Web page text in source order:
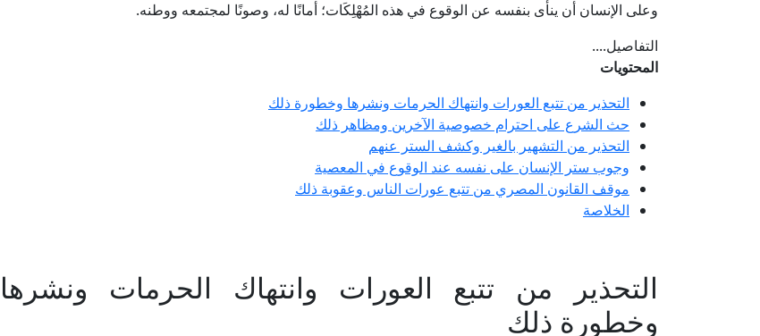
وعلى الإنسان أن ينأى بنفسه عن الوقوع في هذه المُهْلِكَات؛ أمانًا له، وصونًا لمجتمعه ووطنه.
التفاصيل....
المحتويات
التحذير من تتبع العورات وانتهاك الحرمات ونشرها وخطورة ذلك
حث الشرع على احترام خصوصية الآخرين ومظاهر ذلك
التحذير من التشهير بالغير وكشف الستر عنهم
وجوب ستر الإنسان على نفسه عند الوقوع في المعصية
موقف القانون المصري من تتبع عورات الناس وعقوبة ذلك
الخلاصة
التحذير من تتبع العورات وانتهاك الحرمات ونشرها
وخطورة ذلك